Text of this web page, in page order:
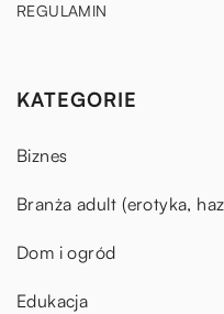
REGULAMIN
KATEGORIE
Biznes
Branża adult (erotyka,
Dom i ogród
Edukacja